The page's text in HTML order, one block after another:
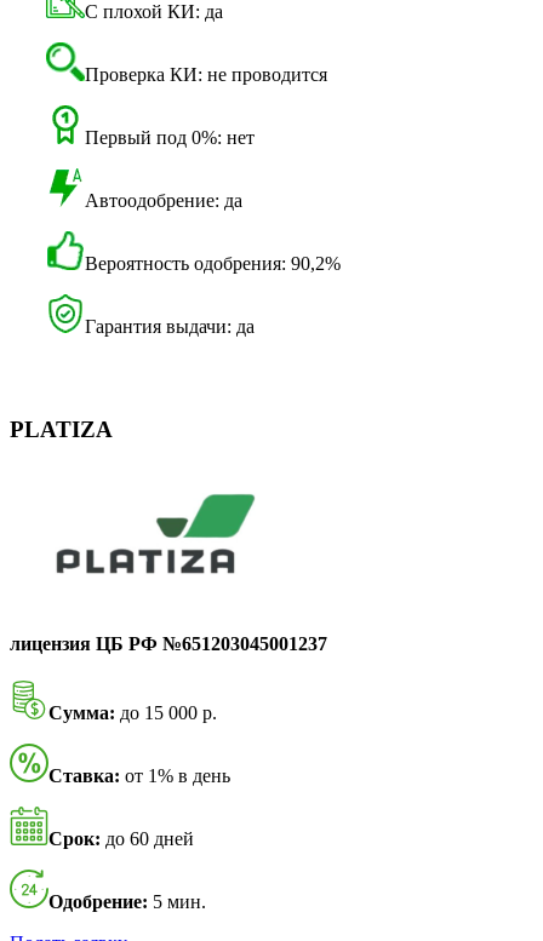
С плохой КИ: да
Проверка КИ: не проводится
Первый под 0%: нет
Автоодобрение: да
Вероятность одобрения: 90,2%
Гарантия выдачи: да
PLATIZA
лицензия ЦБ РФ №651203045001237
Сумма: до 15 000 р.
Ставка: от 1% в день
Срок: до 60 дней
Одобрение: 5 мин.